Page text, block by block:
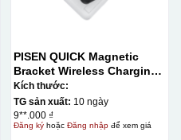
PISEN QUICK Magnetic
Bracket Wireless Charging
Power Bank PD296C-1
10000 (20W) (LS-
DY240/Purple) Carton – CN
Kích thước:
TG sản xuất: 10 ngày
9**.000 ₫
Đăng kýhoặc Đăng nhậpđể xem giá